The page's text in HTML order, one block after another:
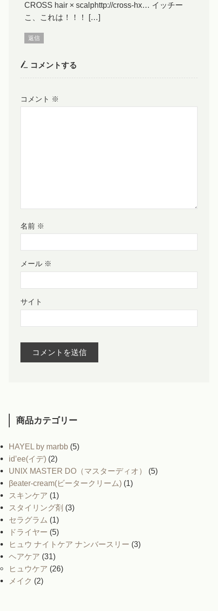
CROSS hair × scalphttp://cross-hx… イッチー
こ、これは！！！ […]
返信
コメントする
コメント ※
名前 ※
メール ※
サイト
商品カテゴリー
HAYEL by marbb (5)
id’ee(イデ) (2)
UNIX MASTER DO（マスターディオ）
(5)
βeater-cream(ビータークリーム) (1)
スキンケア (1)
スタイリング剤 (3)
セラグラム (1)
ドライヤー (5)
ヒュウ ナイトケア ナンバースリー (3)
ヘアケア (31)
ヒュウケア (26)
メイク (2)